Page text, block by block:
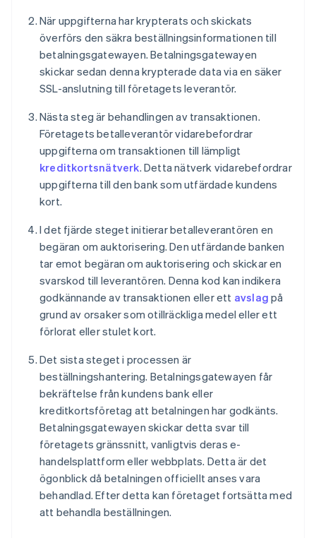
När uppgifterna har krypterats och skickats
överförs den säkra beställningsinformationen till
betalningsgatewayen. Betalningsgatewayen
skickar sedan denna krypterade data via en säker
SSL-anslutning till företagets leverantör.
Nästa steg är behandlingen av transaktionen.
Företagets betalleverantör vidarebefordrar
uppgifterna om transaktionen till lämpligt
kreditkortsnätverk. Detta nätverk vidarebefordrar
uppgifterna till den bank som utfärdade kundens
kort.
I det fjärde steget initierar betalleverantören en
begäran om auktorisering. Den utfärdande banken
tar emot begäran om auktorisering och skickar en
svarskod till leverantören. Denna kod kan indikera
godkännande av transaktionen eller ett avslag på
grund av orsaker som otillräckliga medel eller ett
förlorat eller stulet kort.
Det sista steget i processen är
beställningshantering. Betalningsgatewayen får
bekräftelse från kundens bank eller
kreditkortsföretag att betalningen har godkänts.
Betalningsgatewayen skickar detta svar till
företagets gränssnitt, vanligtvis deras e-
handelsplattform eller webbplats. Detta är det
ögonblick då betalningen officiellt anses vara
behandlad. Efter detta kan företaget fortsätta med
att behandla beställningen.